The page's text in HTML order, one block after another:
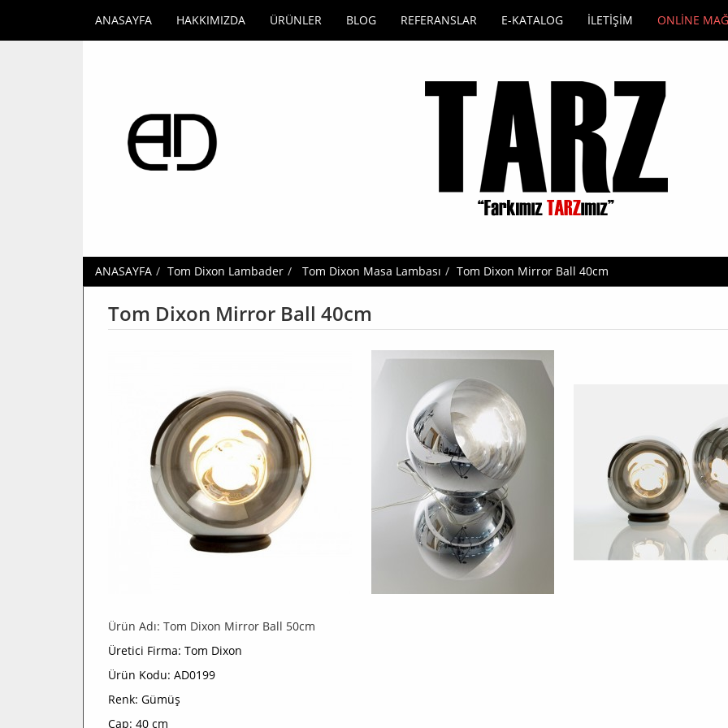
ANASAYFA HAKKIMIZDA ÜRÜNLER BLOG REFERANSLAR E-KATALOG İLETİŞİM ONLİNE
ANASAYFA Tom Dixon Lambader Tom Dixon Masa Lambası Tom Dixon Mirror Ball 40cm
Tom Dixon Mirror Ball 40cm
Ürün Adı: Tom Dixon Mirror Ball 50cm
Üretici Firma: Tom Dixon
Ürün Kodu: AD0199
Renk: Gümüş
Çap: 40 cm